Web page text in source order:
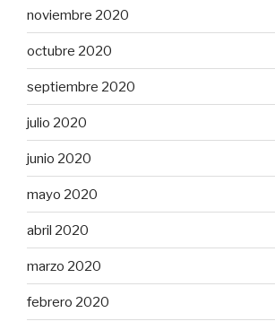
noviembre 2020
octubre 2020
septiembre 2020
julio 2020
junio 2020
mayo 2020
abril 2020
marzo 2020
febrero 2020